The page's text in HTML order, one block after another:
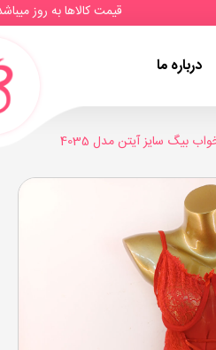
قیمت کالاها به روز
درباره ما
بیگ سایز آیتن مدل 4035